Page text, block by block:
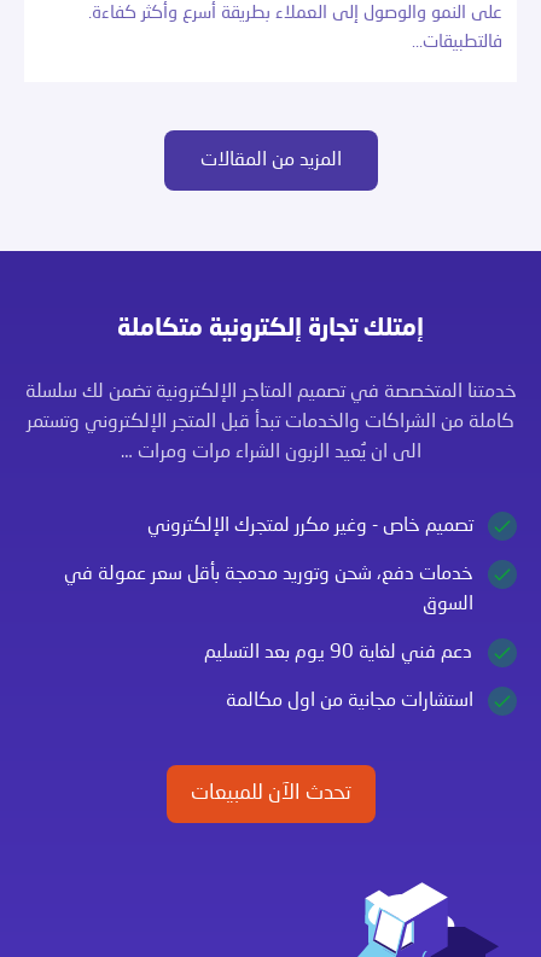
على النمو والوصول إلى العملاء بطريقة أسرع وأكثر كفاءة.
فالتطبيقات…
المزيد من المقالات
إمتلك تجارة إلكترونية متكاملة
خدمتنا المتخصصة في تصميم المتاجر الإلكترونية تضمن لك سلسلة
كاملة من الشراكات والخدمات تبدأ قبل المتجر الإلكتروني وتستمر
الى ان يُعيد الزبون الشراء مرات ومرات …
تصميم خاص - وغير مكرر لمتجرك الإلكتروني
خدمات دفع، شحن وتوريد مدمجة بأقل سعر عمولة في
السوق
دعم فني لغاية 90 يوم بعد التسليم
استشارات مجانية من اول مكالمة
تحدث الآن للمبيعات